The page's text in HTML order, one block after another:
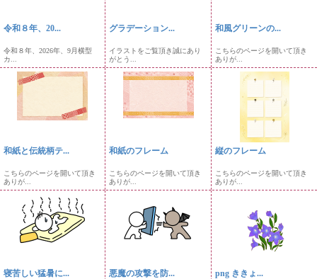
令和８年、20...
令和８年、2026年、9月横型
カ...
グラデーション...
イラストをご覧頂き誠にあり
がとう...
和風グリーンの...
こちらのページを開いて頂き
ありが...
和紙と伝統柄テ...
こちらのページを開いて頂き
ありが...
和紙のフレーム
こちらのページを開いて頂き
ありが...
縦のフレーム
こちらのページを開いて頂き
ありが...
寝苦しい猛暑に... 悪魔の攻撃を防... png ききょ...